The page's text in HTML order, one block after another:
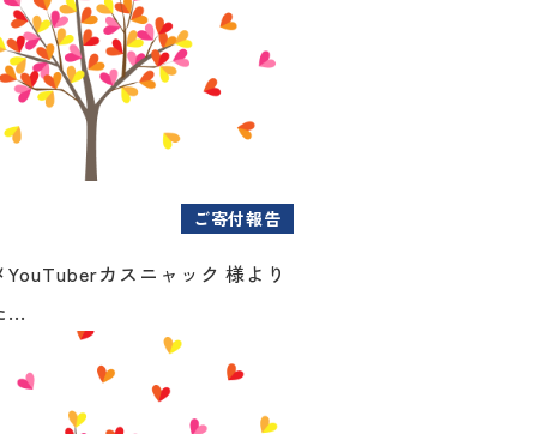
ご寄付報告
カスニャック 様より
...